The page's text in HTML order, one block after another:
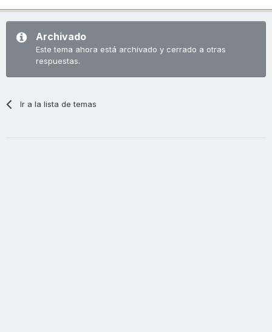
Archivado
Este tema ahora está archivado y cerrado a otras
respuestas.
Ir a la lista de temas